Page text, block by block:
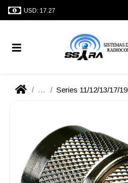
USD: 17.27
... Series 11/12/13/17/19